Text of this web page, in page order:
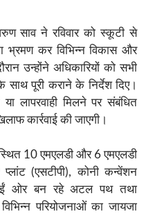
साव ने रविवार को स्कूटी से
भ्रमण कर विभिन्न विकास और
उन्होंने अधिकारियों को सभी
साथ पूरी कराने के निर्देश दिए।
लापरवाही मिलने पर संबंधित
कार्रवाई की जाएगी।
स्थित 10 एमएलडी और 6 एमएलडी
प्लांट (एसटीपी), कोनी कन्वेंशन
ओर बन रहे अटल पथ तथा
परियोजनाओं का जायजा